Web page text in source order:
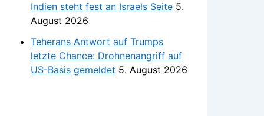
Indien steht fest an Israels Seite 5.
August 2026
Teherans Antwort auf Trumps
letzte Chance: Drohnenangriff auf
US-Basis gemeldet 5. August 2026